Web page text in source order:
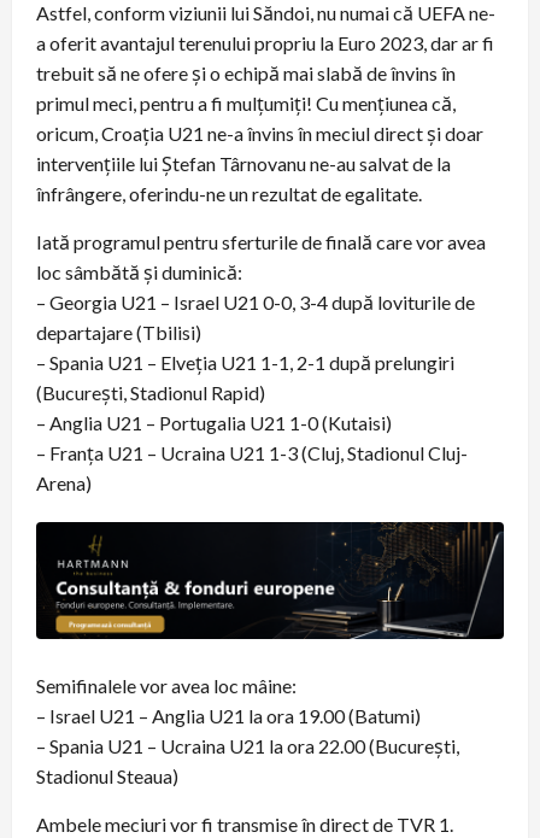
Astfel, conform viziunii lui Săndoi, nu numai că UEFA ne-
a oferit avantajul terenului propriu la Euro 2023, dar ar fi
trebuit să ne ofere și o echipă mai slabă de învins în
primul meci, pentru a fi mulțumiți! Cu mențiunea că,
oricum, Croația U21 ne-a învins în meciul direct și doar
intervențiile lui Ștefan Târnovanu ne-au salvat de la
înfrângere, oferindu-ne un rezultat de egalitate.
Iată programul pentru sferturile de finală care vor avea
loc sâmbătă și duminică:
– Georgia U21 – Israel U21 0-0, 3-4 după loviturile de
departajare (Tbilisi)
– Spania U21 – Elveția U21 1-1, 2-1 după prelungiri
(București, Stadionul Rapid)
– Anglia U21 – Portugalia U21 1-0 (Kutaisi)
– Franța U21 – Ucraina U21 1-3 (Cluj, Stadionul Cluj-
Arena)
Semifinalele vor avea loc mâine:
– Israel U21 – Anglia U21 la ora 19.00 (Batumi)
– Spania U21 – Ucraina U21 la ora 22.00 (București,
Stadionul Steaua)
Ambele meciuri vor fi transmise în direct de TVR 1.